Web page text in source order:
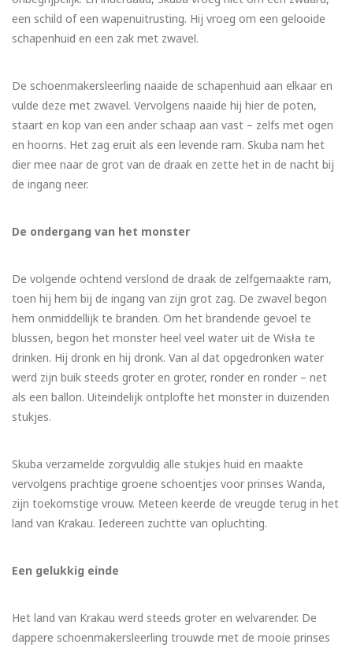
een schild of een wapenuitrusting. Hij vroeg om een gelooide
schapenhuid en een zak met zwavel.
De schoenmakersleerling naaide de schapenhuid aan elkaar en
vulde deze met zwavel. Vervolgens naaide hij hier de poten,
staart en kop van een ander schaap aan vast – zelfs met ogen
en hoorns. Het zag eruit als een levende ram. Skuba nam het
dier mee naar de grot van de draak en zette het in de nacht bij
de ingang neer.
De ondergang van het monster
De volgende ochtend verslond de draak de zelfgemaakte ram,
toen hij hem bij de ingang van zijn grot zag. De zwavel begon
hem onmiddellijk te branden. Om het brandende gevoel te
blussen, begon het monster heel veel water uit de Wisła te
drinken. Hij dronk en hij dronk. Van al dat opgedronken water
werd zijn buik steeds groter en groter, ronder en ronder – net
als een ballon. Uiteindelijk ontplofte het monster in duizenden
stukjes.
Skuba verzamelde zorgvuldig alle stukjes huid en maakte
vervolgens prachtige groene schoentjes voor prinses Wanda,
zijn toekomstige vrouw. Meteen keerde de vreugde terug in het
land van Krakau. Iedereen zuchtte van opluchting.
Een gelukkig einde
Het land van Krakau werd steeds groter en welvarender. De
dappere schoenmakersleerling trouwde met de mooie prinses